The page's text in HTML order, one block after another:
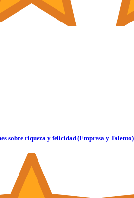
sobre riqueza y felicidad (Empresa y Talento)